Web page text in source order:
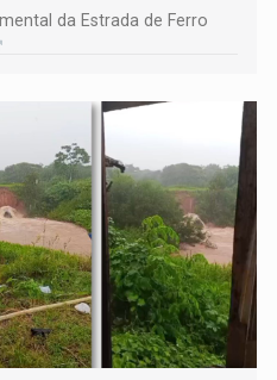
da Estrada de Ferro